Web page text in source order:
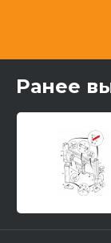
Ранее